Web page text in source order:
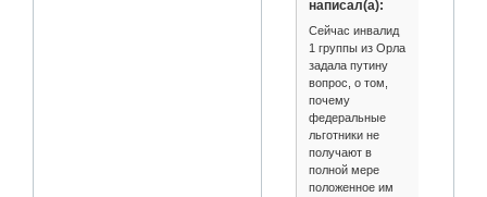
написал(а):
Сейчас инвалид
1 группы из Орла
задала путину
вопрос, о том,
почему
федеральные
льготники не
получают в
полной мере
положенное им